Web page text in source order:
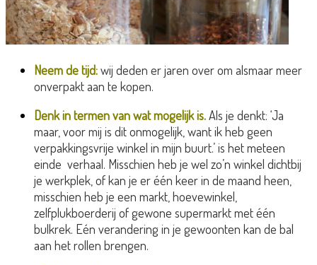
Neem de tijd:wij deden er jaren over om alsmaar meer
onverpakt aan te kopen.
Denk in termen van wat mogelijk is.Als je denkt: ‘Ja
maar, voor mij is dit onmogelijk, want ik heb geen
verpakkingsvrije winkel in mijn buurt.’ is het meteen
einde verhaal. Misschien heb je wel zo’n winkel dichtbij
je werkplek, of kan je er één keer in de maand heen,
misschien heb je een markt, hoevewinkel,
zelfplukboerderij of gewone supermarkt met één
bulkrek. Eén verandering in je gewoonten kan de bal
aan het rollen brengen.